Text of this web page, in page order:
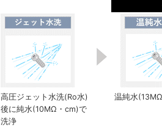
高圧ジェット水洗(Ro水)
後に純水(10MΩ・cm)で
洗浄
温純水